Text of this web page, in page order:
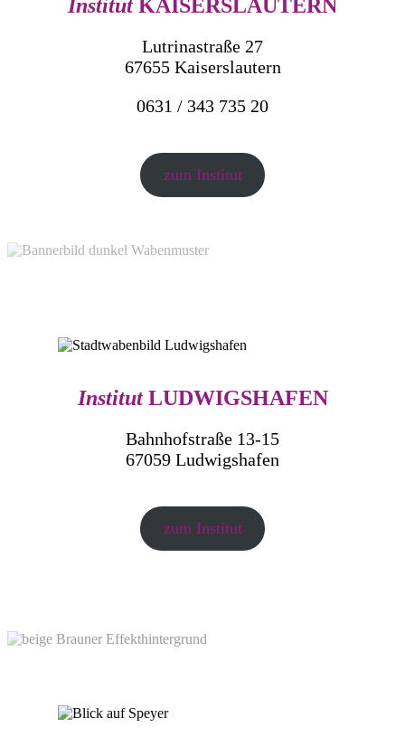
Institut KAISERSLAUTERN
Lutrinastraße 27
67655 Kaiserslautern
0631 / 343 735 20
zum Institut
Institut LUDWIGSHAFEN
Bahnhofstraße 13-15
67059 Ludwigshafen
zum Institut